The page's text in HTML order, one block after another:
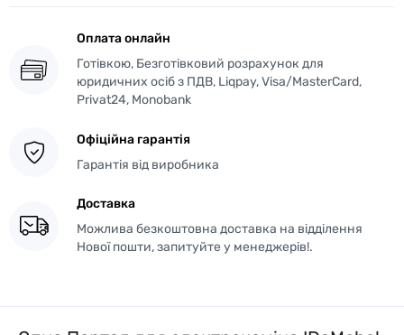
Оплата онлайн
Готівкою, Безготівковий розрахунок для
юридичних осіб з ПДВ, Liqpay, Visa/MasterCard,
Privat24, Monobank
Офіційна гарантія
Гарантія від виробника
Доставка
Можлива безкоштовна доставка на відділення
Нової пошти, запитуйте у менеджерів!.